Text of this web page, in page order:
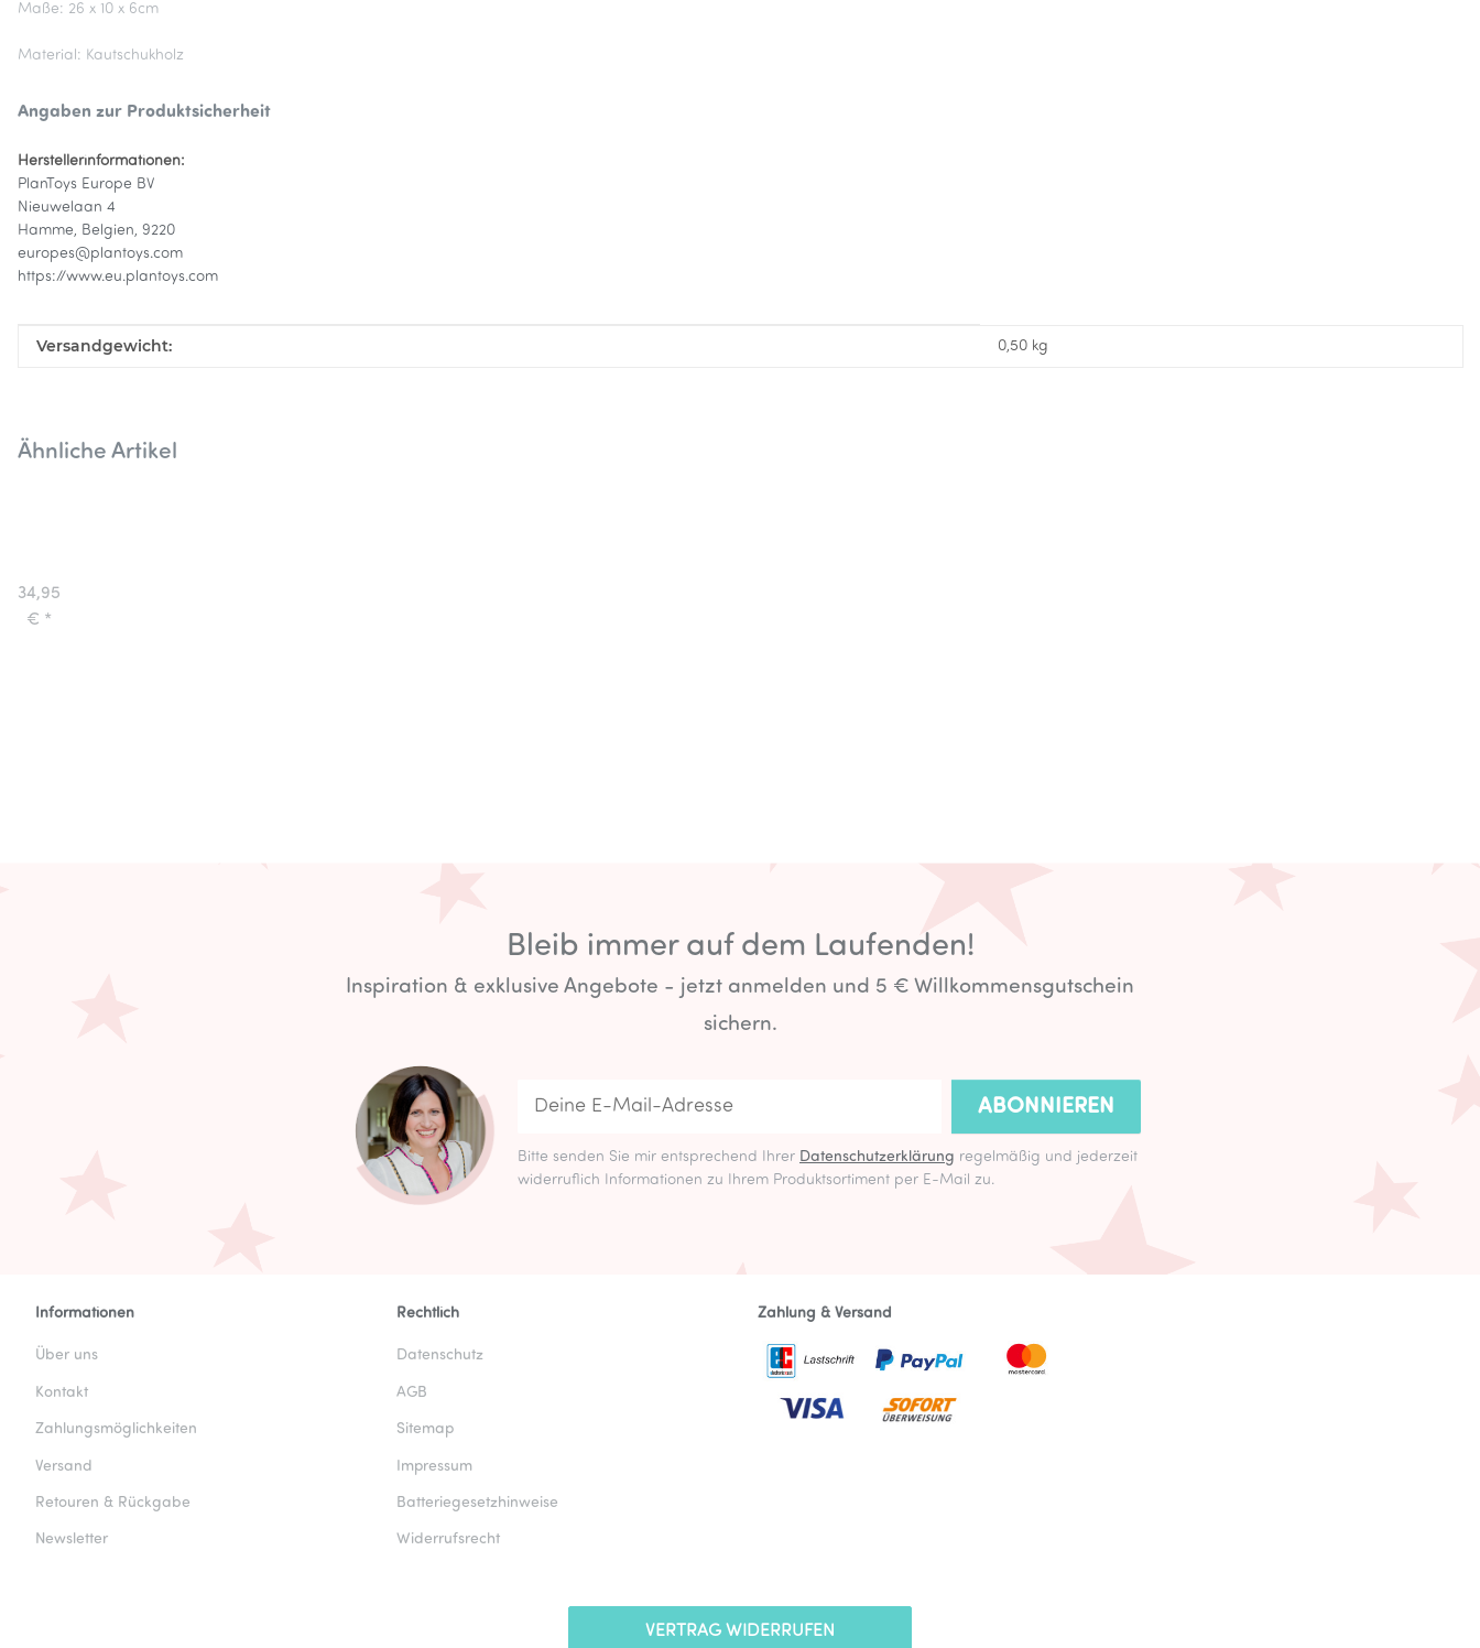
Maße: 26 x 10 x 6cm
Material: Kautschukholz
Angaben zur Produktsicherheit
Herstellerinformationen:
PlanToys Europe BV
Nieuwelaan 4
Hamme, Belgien, 9220
europes@plantoys.com
https://www.eu.plantoys.com
Produkteigenschaft
Wert
Versandgewicht: 0,50 kg
Ähnliche Artikel
Holz
Rund
34,95
€ *
Bleib immer auf dem Laufenden!
Inspiration & exklusive Angebote - jetzt anmelden und 5 € Willkommensgutschein
sichern.
ABONNIEREN
Bitte senden Sie mir entsprechend Ihrer Datenschutzerklärung regelmäßig und jederzeit
widerruflich Informationen zu Ihrem Produktsortiment per E-Mail zu.
Informationen
Über uns
Kontakt
Zahlungsmöglichkeiten
Versand
Retouren & Rückgabe
Newsletter
Rechtlich
Datenschutz
AGB
Sitemap
Impressum
Batteriegesetzhinweise
Widerrufsrecht
Zahlung & Versand
VERTRAG WIDERRUFEN